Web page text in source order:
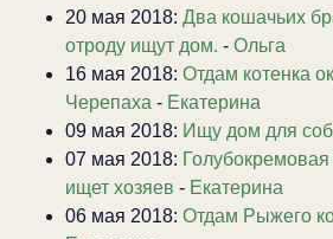
20 мая 2018: Два кошачьих
отроду ищут дом. - Ольга
16 мая 2018: Отдам котенка
Черепаха - Екатерина
09 мая 2018: Ищу дом для
07 мая 2018:
ищет хозяев - Екатерина
06 мая 2018: Отдам Рыжего